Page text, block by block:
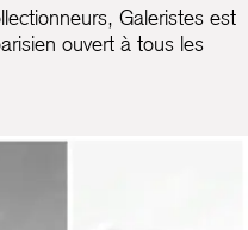
Galeristes est
ouvert à tous les